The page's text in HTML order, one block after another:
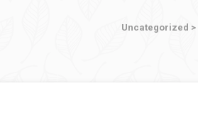
Uncategorized >